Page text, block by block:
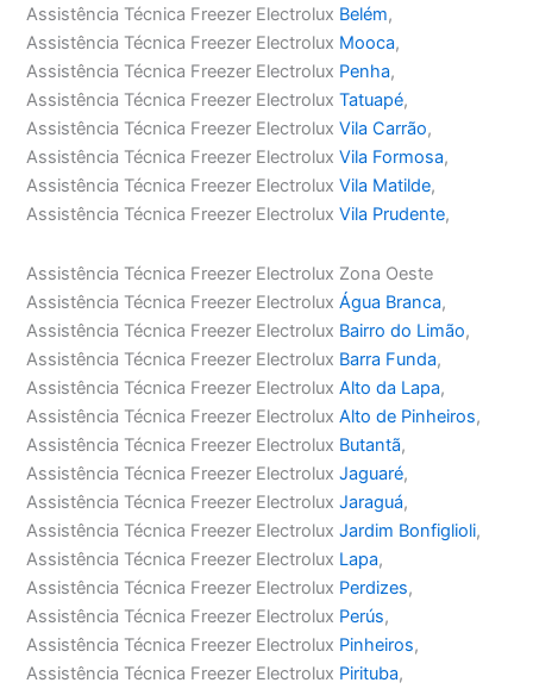
Assistência Técnica Freezer Electrolux Belém,
Assistência Técnica Freezer Electrolux Mooca,
Assistência Técnica Freezer Electrolux Penha,
Assistência Técnica Freezer ElectroluxTatuapé,
Assistência Técnica Freezer ElectroluxVila Carrão,
Assistência Técnica Freezer ElectroluxVila Formosa,
Assistência Técnica Freezer ElectroluxVila Matilde,
Assistência Técnica Freezer ElectroluxVila Prudente,
Assistência Técnica Freezer Electrolux Zona Oeste
Assistência Técnica Freezer ElectroluxÁgua Branca,
Assistência Técnica Freezer Electrolux Bairro do Limão,
Assistência Técnica Freezer Electrolux Barra Funda,
Assistência Técnica Freezer ElectroluxAlto da Lapa,
Assistência Técnica Freezer ElectroluxAlto de Pinheiros,
Assistência Técnica Freezer Electrolux Butantã,
Assistência Técnica Freezer ElectroluxJaguaré,
Assistência Técnica Freezer ElectroluxJaraguá,
Assistência Técnica Freezer ElectroluxJardim Bonfiglioli,
Assistência Técnica Freezer Electrolux Lapa,
Assistência Técnica Freezer Electrolux Perdizes,
Assistência Técnica Freezer Electrolux Perús,
Assistência Técnica Freezer Electrolux Pinheiros,
Assistência Técnica Freezer Electrolux Pirituba,